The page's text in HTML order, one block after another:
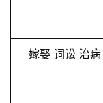
嫁娶 词讼 治